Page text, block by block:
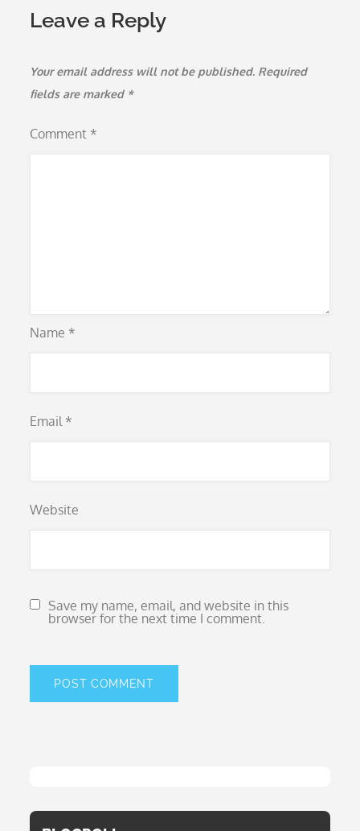
Leave a Reply
Your email address will not be published. Required
fields are marked *
Comment *
Name *
Email *
Website
Save my name, email, and website in this
browser for the next time I comment.